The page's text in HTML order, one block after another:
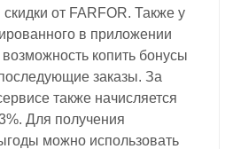
от FARFOR. Также у
в приложении
возможность копить бонусы
заказы. За
также начисляется
Для получения
можно использовать